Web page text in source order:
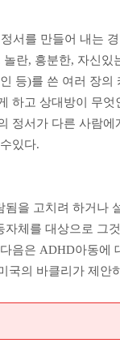
서를 만들어 내는
란, 흥분한, 자신있
등)를 쓴 여러 장의
하고 상대방이 무엇
정서가 다른 사람에
있다.
됨을 고치려 하거나
자체를 대상으로 그
음은 ADHD아동에
국의 바클리가 제안